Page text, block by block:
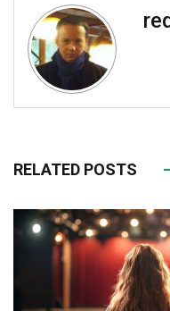
RELATED POSTS